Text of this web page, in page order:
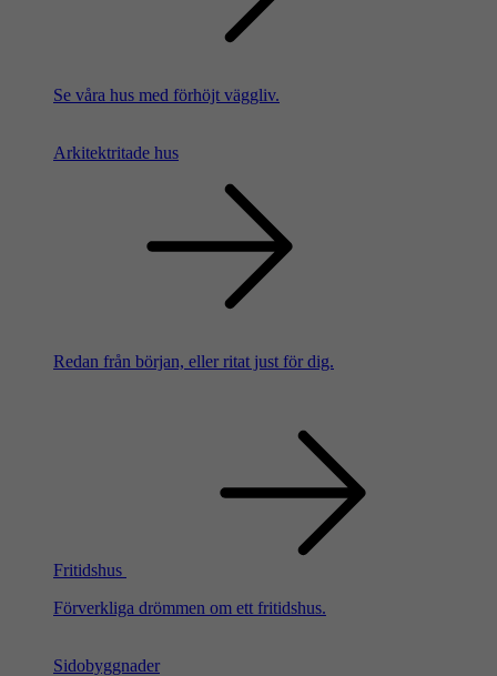
Se våra hus med förhöjt väggliv.
Arkitektritade hus
Redan från början, eller ritat just för dig.
Fritidshus
Förverkliga drömmen om ett fritidshus.
Sidobyggnader